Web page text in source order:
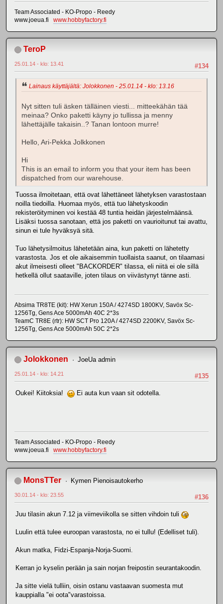
Team Associated - KO-Propo - Reedy
www.joeua.fi www.hobbyfactory.fi
TeroP
#134
25.01.14 - klo: 13.41
Lainaus käyttäjältä: Jolokkonen - 25.01.14 - klo: 13.16
Nyt sitten tuli äsken tälläinen viesti... mitteekähän tää
meinaa? Onko paketti käyny jo tullissa ja menny
lähettäjälle takaisin..? Tanan lontoon murre!
Hello, Ari-Pekka Jolkkonen
Hi
This is an email to inform you that your item has been
dispatched from our warehouse.
Tuossa ilmoitetaan, että ovat lähettäneet lähetyksen varastostaan
noilla tiedoilla. Huomaa myös, että tuo lähetyskoodin
rekisteröityminen voi kestää 48 tuntia heidän järjestelmäänsä.
Lisäksi tuossa sanotaan, että jos paketti on vaurioitunut tai avattu,
sinun ei tule hyväksyä sitä.
Tuo lähetysilmoitus lähetetään aina, kun paketti on lähetetty
varastosta. Jos et ole aikaisemmin tuollaista saanut, on tilaamasi
akut ilmeisesti olleet "BACKORDER" tilassa, eli niitä ei ole sillä
hetkellä ollut saataville, joten tilaus on viivästynyt tänne asti.
Absima TR8TE (kit): HW Xerun 150A / 4274SD 1800KV, Savöx Sc-
1256Tg, Gens Ace 5000mAh 40C 2*3s
TeamC TR8E (rtr): HW SCT Pro 120A / 4274SD 2200KV, Savöx Sc-
1256Tg, Gens Ace 5000mAh 50C 2*2s
Jolokkonen JoeUa admin
#135
25.01.14 - klo: 14.21
Oukei! Kiitoksia! Ei auta kun vaan sit odotella.
Team Associated - KO-Propo - Reedy
www.joeua.fi www.hobbyfactory.fi
MonsTTer Kymen Pienoisautokerho
#136
30.01.14 - klo: 23.55
Juu tilasin akun 7.12 ja viimeviikolla se sitten vihdoin tuli
Luulin että tulee euroopan varastosta, no ei tullu! (Edelliset tuli).
Akun matka, Fidzi-Espanja-Norja-Suomi.
Kerran jo kyselin perään ja sain norjan freipostin seurantakoodin.
Ja sitte vielä tulliin, oisin ostanu vastaavan suomesta mut
kauppialla "ei oota"varastoissa.